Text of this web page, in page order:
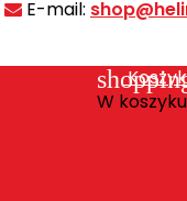
E-mail:
W